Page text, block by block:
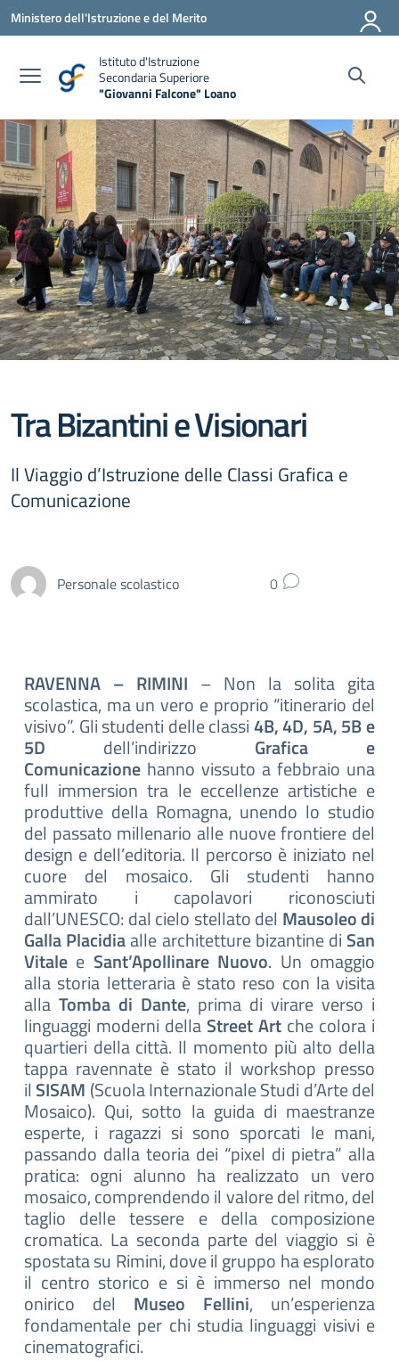
Vai ai contenuti
Vai al menu di navigazione
Vai al footer
Ministero dell'Istruzione e del Merito
Istituto d'Istruzione
Secondaria Superiore
"Giovanni Falcone" Loano
Tra Bizantini e Visionari
Il Viaggio d’Istruzione delle Classi Grafica e
Comunicazione
Personale scolastico 0
RAVENNA – RIMINI – Non la solita gita
scolastica, ma un vero e proprio “itinerario del
visivo”. Gli studenti delle classi4B, 4D, 5A, 5B e
5D dell’indirizzo Grafica e
Comunicazione hanno vissuto a febbraio una
full immersion tra le eccellenze artistiche e
produttive della Romagna, unendo lo studio
del passato millenario alle nuove frontiere del
design e dell’editoria. Il percorso è iniziato nel
cuore del mosaico. Gli studenti hanno
ammirato i capolavori riconosciuti
dall’UNESCO: dal cielo stellato del Mausoleo di
Galla Placidiaalle architetture bizantine diSan
Vitale e Sant’Apollinare Nuovo. Un omaggio
alla storia letteraria è stato reso con la visita
alla Tomba di Dante, prima di virare verso i
linguaggi moderni dellaStreet Art che colora i
quartieri della città. Il momento più alto della
tappa ravennate è stato il workshop presso
ilSISAM (Scuola Internazionale Studi d’Arte del
Mosaico). Qui, sotto la guida di maestranze
esperte, i ragazzi si sono sporcati le mani,
passando dalla teoria dei “pixel di pietra” alla
pratica: ogni alunno ha realizzato un vero
mosaico, comprendendo il valore del ritmo, del
taglio delle tessere e della composizione
cromatica. La seconda parte del viaggio si è
spostata su Rimini, dove il gruppo ha esplorato
il centro storico e si è immerso nel mondo
onirico del Museo Fellini, un’esperienza
fondamentale per chi studia linguaggi visivi e
cinematografici.